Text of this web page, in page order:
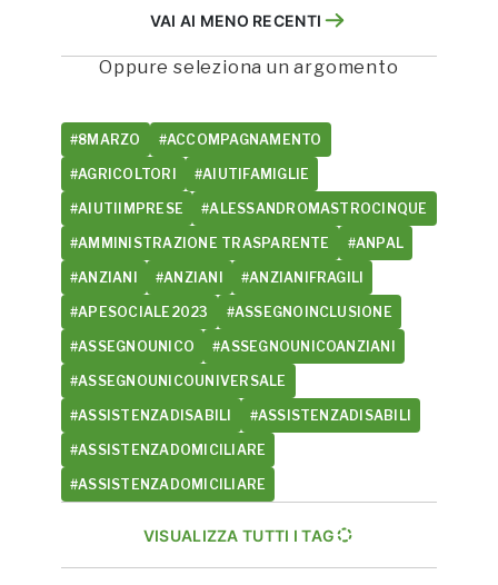
VAI AI MENO RECENTI
Oppure seleziona un argomento
#8MARZO #ACCOMPAGNAMENTO
#AGRICOLTORI #AIUTIFAMIGLIE
#AIUTIIMPRESE #ALESSANDROMASTROCINQUE
#AMMINISTRAZIONE TRASPARENTE #ANPAL
#ANZIANI #ANZIANI #ANZIANIFRAGILI
#APESOCIALE2023 #ASSEGNOINCLUSIONE
#ASSEGNOUNICO #ASSEGNOUNICOANZIANI
#ASSEGNOUNICOUNIVERSALE
#ASSISTENZADISABILI #ASSISTENZADISABILI
#ASSISTENZADOMICILIARE
#ASSISTENZADOMICILIARE
VISUALIZZA TUTTI I TAG